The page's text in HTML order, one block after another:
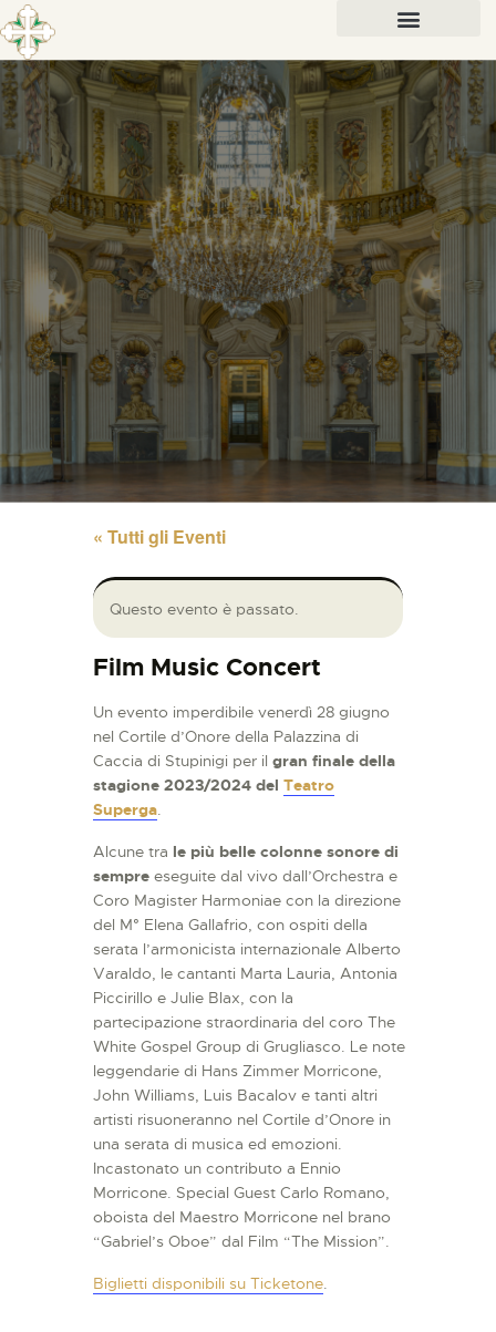
« Tutti gli Eventi
Questo evento è passato.
Film Music Concert
Un evento imperdibile venerdì 28 giugno
nel Cortile d’Onore della Palazzina di
Caccia di Stupinigi per il gran finale della
stagione 2023/2024 del Teatro
Superga.
Alcune tra le più belle colonne sonore di
sempre eseguite dal vivo dall’Orchestra e
Coro Magister Harmoniae con la direzione
del M° Elena Gallafrio, con ospiti della
serata l’armonicista internazionale Alberto
Varaldo, le cantanti Marta Lauria, Antonia
Piccirillo e Julie Blax, con la
partecipazione straordinaria del coro The
White Gospel Group di Grugliasco. Le note
leggendarie di Hans Zimmer Morricone,
John Williams, Luis Bacalov e tanti altri
artisti risuoneranno nel Cortile d’Onore in
una serata di musica ed emozioni.
Incastonato un contributo a Ennio
Morricone. Special Guest Carlo Romano,
oboista del Maestro Morricone nel brano
“Gabriel’s Oboe” dal Film “The Mission”.
Biglietti disponibili su Ticketone.